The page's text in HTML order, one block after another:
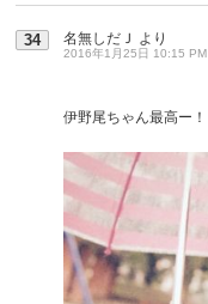
34 名無しだＪ より
2016年1月25日 10:15 PM
伊野尾ちゃん最高ー！